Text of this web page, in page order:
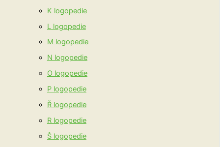
K logopedie
L logopedie
M logopedie
N logopedie
O logopedie
P logopedie
Ř logopedie
R logopedie
Š logopedie